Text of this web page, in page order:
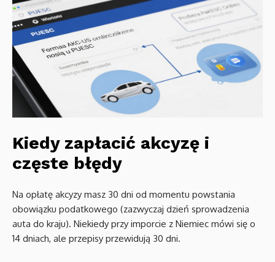
Kiedy zapłacić akcyzę i
częste błędy
Na opłatę akcyzy masz 30 dni od momentu powstania
obowiązku podatkowego (zazwyczaj dzień sprowadzenia
auta do kraju). Niekiedy przy imporcie z Niemiec mówi się o
14 dniach, ale przepisy przewidują 30 dni.